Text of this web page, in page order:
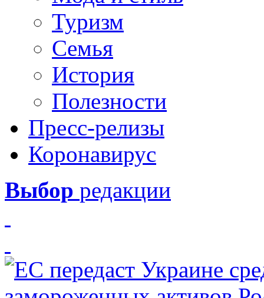
Туризм
Семья
История
Полезности
Пресс-релизы
Коронавирус
Выбор редакции